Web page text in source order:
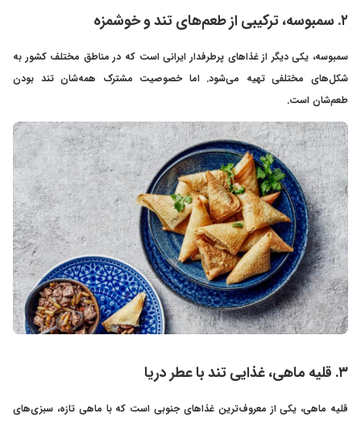
۲. سمبوسه‌، ترکیبی از طعم‌های تند و خوشمزه
سمبوسه، یکی دیگر از غذاهای پرطرفدار ایرانی است که در مناطق مختلف کشور به
شکل‌های مختلفی تهیه می‌شود. اما خصوصیت مشترک همه‌شان تند بودن
طعم‌‌شان است.
۳. قلیه ماهی، غذایی تند با عطر دریا
قلیه ماهی، یکی از معروف‌ترین غذاهای جنوبی است که با ماهی تازه، سبزی‌های